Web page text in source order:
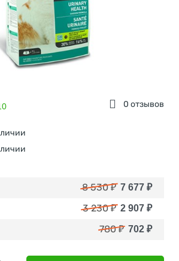
0 отзывов
8 530₽ 7 677 ₽
3 230₽ 2 907 ₽
780₽ 702 ₽